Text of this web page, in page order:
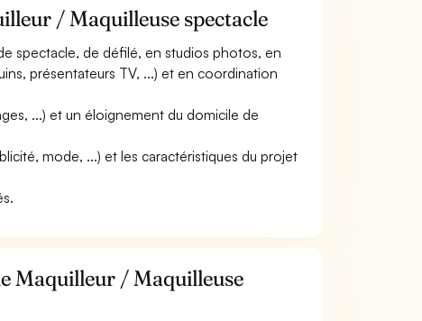
/ Maquilleuse spectacle
spectacle, de défilé, en studios photos, en
présentateurs TV, ...) et en coordination
...) et un éloignement du domicile de
mode, ...) et les caractéristiques du projet
Maquilleur / Maquilleuse